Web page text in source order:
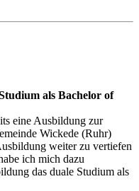
als Bachelor of
eine Ausbildung zur
Wickede (Ruhr)
weiter zu vertiefen
ich mich dazu
das duale Studium als